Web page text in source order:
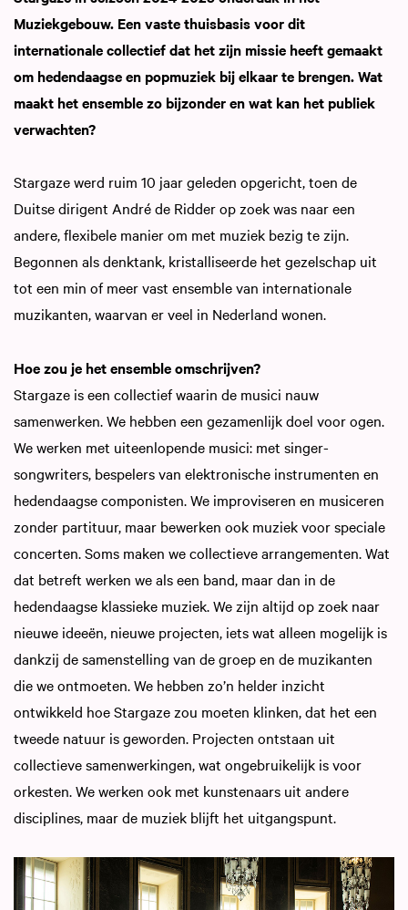
Muziekgebouw. Een vaste thuisbasis voor dit
internationale collectief dat het zijn missie heeft gemaakt
om hedendaagse en popmuziek bij elkaar te brengen. Wat
maakt het ensemble zo bijzonder en wat kan het publiek
verwachten?
Stargaze werd ruim 10 jaar geleden opgericht, toen de
Duitse dirigent André de Ridder op zoek was naar een
andere, flexibele manier om met muziek bezig te zijn.
Begonnen als denktank, kristalliseerde het gezelschap uit
tot een min of meer vast ensemble van internationale
muzikanten, waarvan er veel in Nederland wonen.
Hoe zou je het ensemble omschrijven?
Stargaze is een collectief waarin de musici nauw
samenwerken. We hebben een gezamenlijk doel voor ogen.
We werken met uiteenlopende musici: met singer-
songwriters, bespelers van elektronische instrumenten en
hedendaagse componisten. We improviseren en musiceren
zonder partituur, maar bewerken ook muziek voor speciale
concerten. Soms maken we collectieve arrangementen. Wat
dat betreft werken we als een band, maar dan in de
hedendaagse klassieke muziek. We zijn altijd op zoek naar
nieuwe ideeën, nieuwe projecten, iets wat alleen mogelijk is
dankzij de samenstelling van de groep en de muzikanten
die we ontmoeten. We hebben zo’n helder inzicht
ontwikkeld hoe Stargaze zou moeten klinken, dat het een
tweede natuur is geworden. Projecten ontstaan uit
collectieve samenwerkingen, wat ongebruikelijk is voor
orkesten. We werken ook met kunstenaars uit andere
disciplines, maar de muziek blijft het uitgangspunt.